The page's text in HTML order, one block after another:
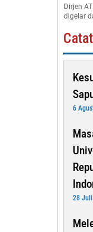
Dirjen
digelar
6
28